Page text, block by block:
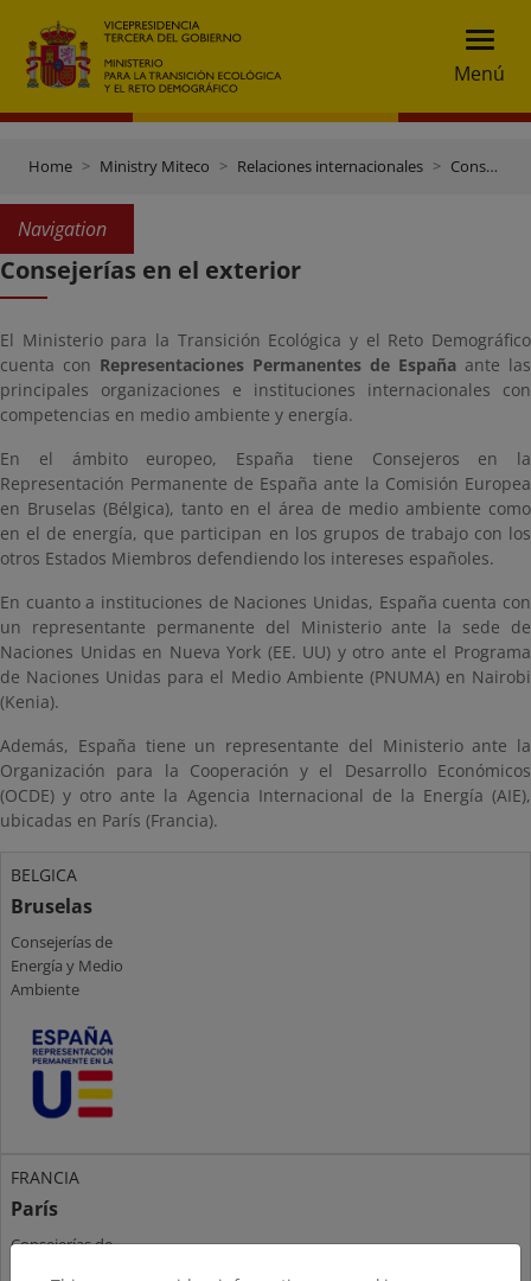
Menú
Home Ministry Miteco Relaciones internacionales Consejerías en el exterior
Navigation
Consejerías en el exterior
El Ministerio para la Transición Ecológica y el Reto Demográfico
cuenta con Representaciones Permanentes de España ante las
principales organizaciones e instituciones internacionales con
competencias en medio ambiente y energía.
En el ámbito europeo, España tiene Consejeros en la
Representación Permanente de España ante la Comisión Europea
en Bruselas (Bélgica), tanto en el área de medio ambiente como
en el de energía, que participan en los grupos de trabajo con los
otros Estados Miembros defendiendo los intereses españoles.
En cuanto a instituciones de Naciones Unidas, España cuenta con
un representante permanente del Ministerio ante la sede de
Naciones Unidas en Nueva York (EE. UU) y otro ante el Programa
de Naciones Unidas para el Medio Ambiente (PNUMA) en Nairobi
(Kenia).
Además, España tiene un representante del Ministerio ante la
Organización para la Cooperación y el Desarrollo Económicos
(OCDE) y otro ante la Agencia Internacional de la Energía (AIE),
ubicadas en París (Francia).
BELGICA
Bruselas
Consejerías de
Energía y Medio
Ambiente
FRANCIA
París
Consejerías de